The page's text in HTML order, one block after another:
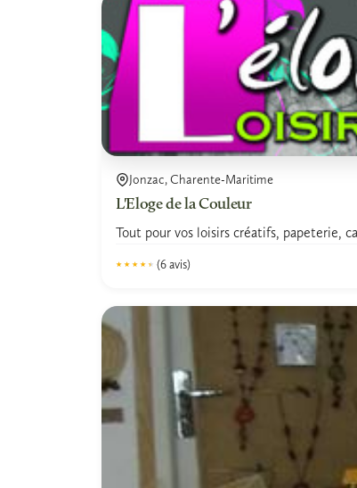
Jonzac, Charente-Maritime
L'Eloge de la Couleur
Tout pour vos loisirs créatifs, papeterie,
★★★★★
★★★★★ (6 avis)